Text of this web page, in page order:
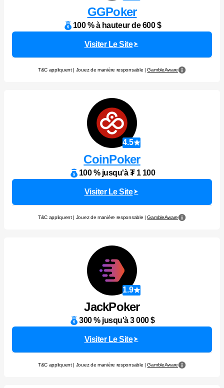
GGPoker
100 % à hauteur de 600 $
Visiter Le Site
T&C appliquent | Jouez de manière responsable |GambleAware
4.5
CoinPoker
100 % jusqu'à ₮ 1 100
Visiter Le Site
T&C appliquent | Jouez de manière responsable |GambleAware
1.9
JackPoker
300 % jusqu'à 3 000 $
Visiter Le Site
T&C appliquent | Jouez de manière responsable |GambleAware